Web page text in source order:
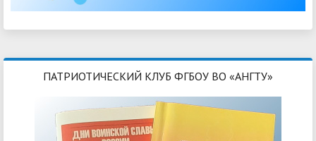
ПАТРИОТИЧЕСКИЙ КЛУБ ФГБОУ ВО «АНГТУ»